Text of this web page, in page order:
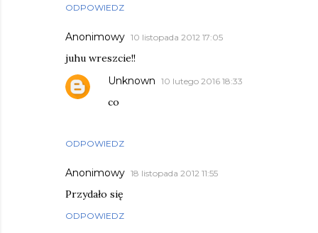
ODPOWIEDZ
Anonimowy 10 listopada 2012 17:05
juhu wreszcie!!
ODPOWIEDZ
Unknown 10 lutego 2016 18:33
co
Anonimowy 18 listopada 2012 11:55
Przydało się
ODPOWIEDZ